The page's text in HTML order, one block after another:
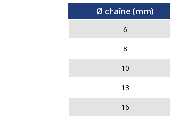
Ø chaîne (mm)
6
8
10
13
16